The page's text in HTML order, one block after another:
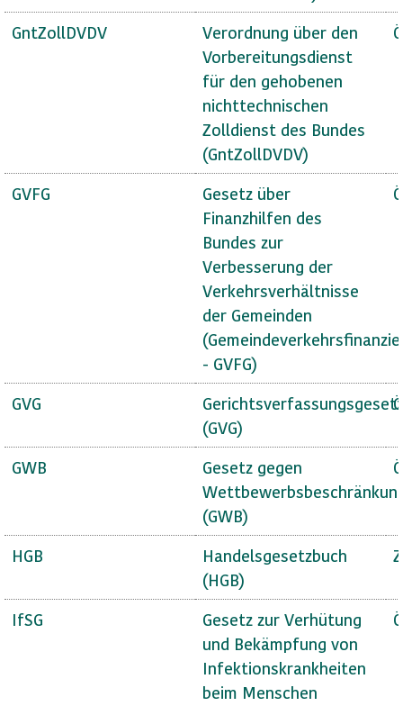
GntZollDVDV
Verordnung über den
Vorbereitungsdienst
für den gehobenen
nichttechnischen
Zolldienst des Bundes
(GntZollDVDV)
GVFG
Gesetz über
Finanzhilfen des
Bundes zur
Verbesserung der
Verkehrsverhältnisse
der Gemeinden
- GVFG)
GVG
Gerichtsverfassungsgesetz
(GVG)
GWB
Gesetz gegen
(GWB)
HGB
Handelsgesetzbuch
(HGB)
IfSG
Gesetz zur Verhütung
und Bekämpfung von
Infektionskrankheiten
beim Menschen